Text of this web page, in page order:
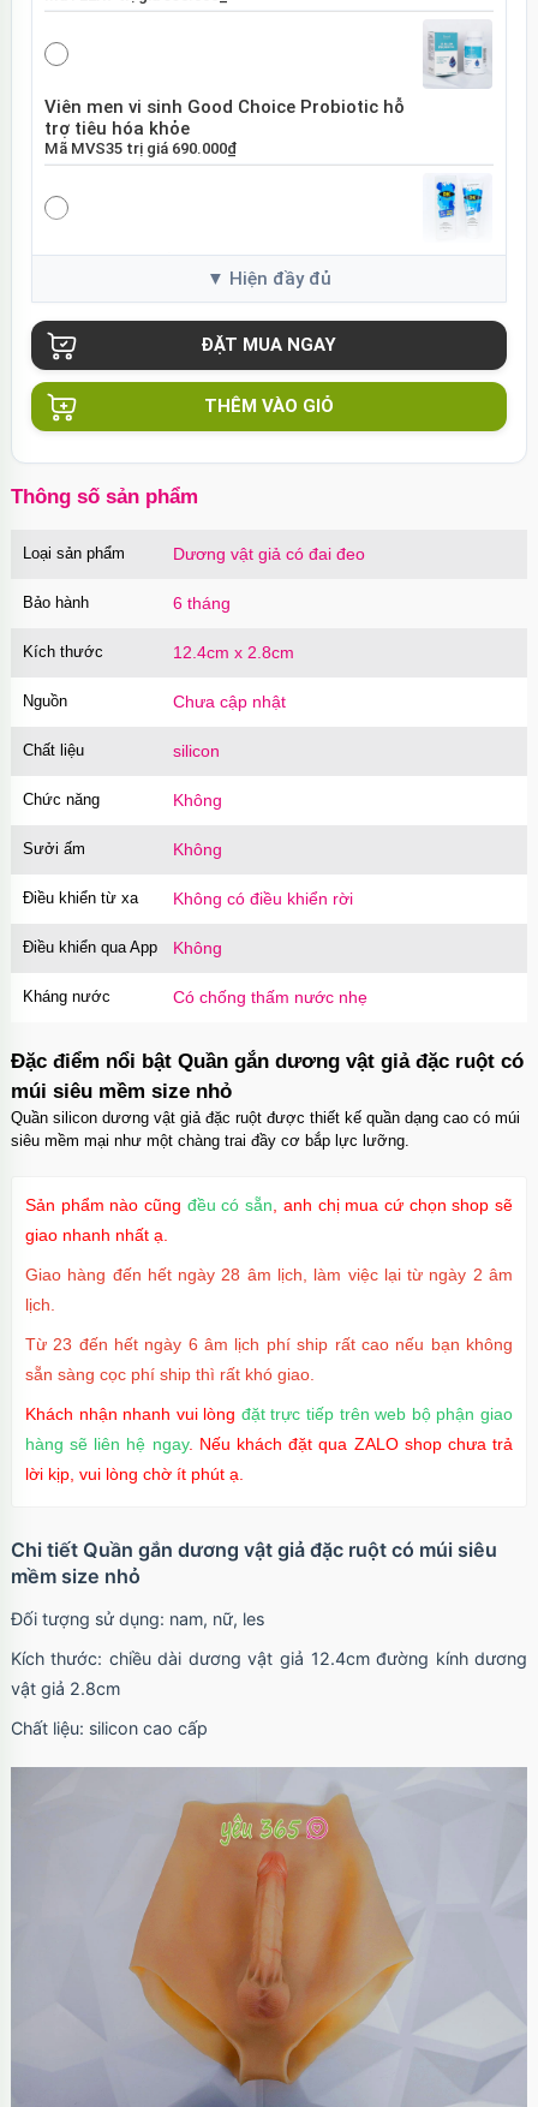
Viên men vi sinh Good Choice Probiotic hỗ
trợ tiêu hóa khỏe
Mã MVS35trị giá 690.000₫
Gel bôi trơn gốc nước DK Onetouch trơn
MãGDK75trị giá180.000₫
Bộ cosplay BDSM đồng phục y tá gợi cảm
quyến rũ
Gel bôi trơn toàn thân OIX Body Lubricant
MãGFB01 200.000₫
chân thật
DDR3
mại nhỏ gọn
môn dễ dùng
MãDDT2trị giá500.000₫
cho les
D2TS trị giá
THÊM VÀO GIỎ
Thông số sản phẩm
Loại sản phẩm Dương vật giả có đai đeo
Bảo hành 6 tháng
Kích thước 12.4cm x 2.8cm
Nguồn Chưa cập nhật
Chất liệu silicon
Chức năng Không
Sưởi ấm Không
Điều khiển từ xa Không có điều khiển rời
Điều khiển qua App Không
Kháng nước Có chống thấm nước nhẹ
Đặc điểm nổi bật Quần gắn dương vật giả đặc ruột có
múi siêu mềm size nhỏ
Quần silicon dương vật giả đặc ruột được thiết kế quần dạng cao có múi
siêu mềm mại như một chàng trai đầy cơ bắp lực lưỡng.
Sản phẩm nào cũng đều có sẵn , anh chị mua cứ chọn shop sẽ
giao nhanh nhất ạ.
Giao hàng đến hết ngày 28 âm lịch, làm việc lại từ ngày 2 âm
lịch.
Từ 23 đến hết ngày 6 âm lịch phí ship rất cao nếu bạn không
sẵn sàng cọc phí ship thì rất khó giao.
Khách nhận nhanh vui lòng đặt trực tiếp trên web bộ phận giao
hàng sẽ liên hệ ngay. Nếu khách đặt qua ZALO shop chưa trả
lời kịp, vui lòng chờ ít phút ạ.
Chi tiết Quần gắn dương vật giả đặc ruột có múi siêu
mềm size nhỏ
Đối tượng sử dụng: nam, nữ, les
Kích thước: chiều dài dương vật giả 12.4cm đường kính dương
vật giả 2.8cm
Chất liệu: silicon cao cấp